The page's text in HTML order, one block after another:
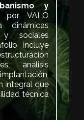
y
por VALO
dinámicas
y sociales
incluye
análisis
integral que
técnica